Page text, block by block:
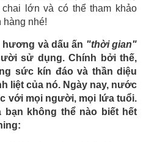
lớn và có thể tham khảo
hàng nhé!
hương và dấu ấn "thời gian"
sử dụng. Chính bởi thế,
sức kín đáo và thần diệu
liệt của nó. Ngày nay, nước
với mọi người, mọi lứa tuổi.
không thể nào biết hết